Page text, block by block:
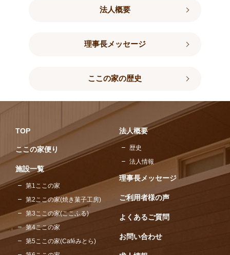
法人概要
理事長メッセージ
ここの家の歴史
TOP
ここの家便り
施設一覧
第1ここの家
第2ここの家(焼き菓子工房)
第3ここの家(ここふる)
第4ここの家
第5ここの家(Caféみとら)
法人概要
歴史
法人情報
理事長メッセージ
ご利用者様の声
よくあるご質問
お問い合わせ